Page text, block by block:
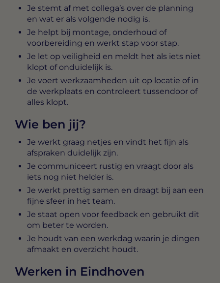
Je stemt af met collega’s over de planning
en wat er als volgende nodig is.
Je helpt bij montage, onderhoud of
voorbereiding en werkt stap voor stap.
Je let op veiligheid en meldt het als iets niet
klopt of onduidelijk is.
Je voert werkzaamheden uit op locatie of in
de werkplaats en controleert tussendoor of
alles klopt.
Wie ben jij?
Je werkt graag netjes en vindt het fijn als
afspraken duidelijk zijn.
Je communiceert rustig en vraagt door als
iets nog niet helder is.
Je werkt prettig samen en draagt bij aan een
fijne sfeer in het team.
Je staat open voor feedback en gebruikt dit
om beter te worden.
Je houdt van een werkdag waarin je dingen
afmaakt en overzicht houdt.
Werken in Eindhoven